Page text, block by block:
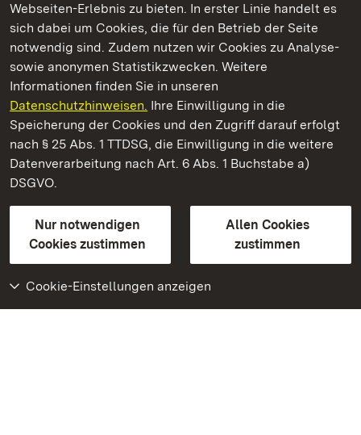
Webseiten-Erlebnis zu bieten. In erster Linie handelt es
sich dabei um Cookies, die für den Betrieb der Seite
notwendig sind. Zudem nutzen wir Cookies zu Analyse-
sowie anonymen Statistikzwecken. Weitere
Informationen finden Sie in unseren
Datenschutzhinweisen. Ihre Einwilligung in die
Speicherung der Cookies und den Zugriff darauf erfolgt
nach § 25 Abs. 1 TTDSG, die Einwilligung in die weitere
Datenverarbeitung nach Art. 6 Abs. 1 Buchstabe a)
DSGVO.
Nur notwendigen
Cookies zustimmen
Allen Cookies
zustimmen
Cookie-Einstellungen anzeigen
Kommen. Staunen. Genießen.
Residenzschloss Mergentheim
Staatliche Schlösser und Gärten Baden-Württemberg
Kontakt
GebärdenspracheLeichte Sprache
Erklärung zur Barrierefreiheit
BITV-konform (geprüfte Seiten)
Weiteres